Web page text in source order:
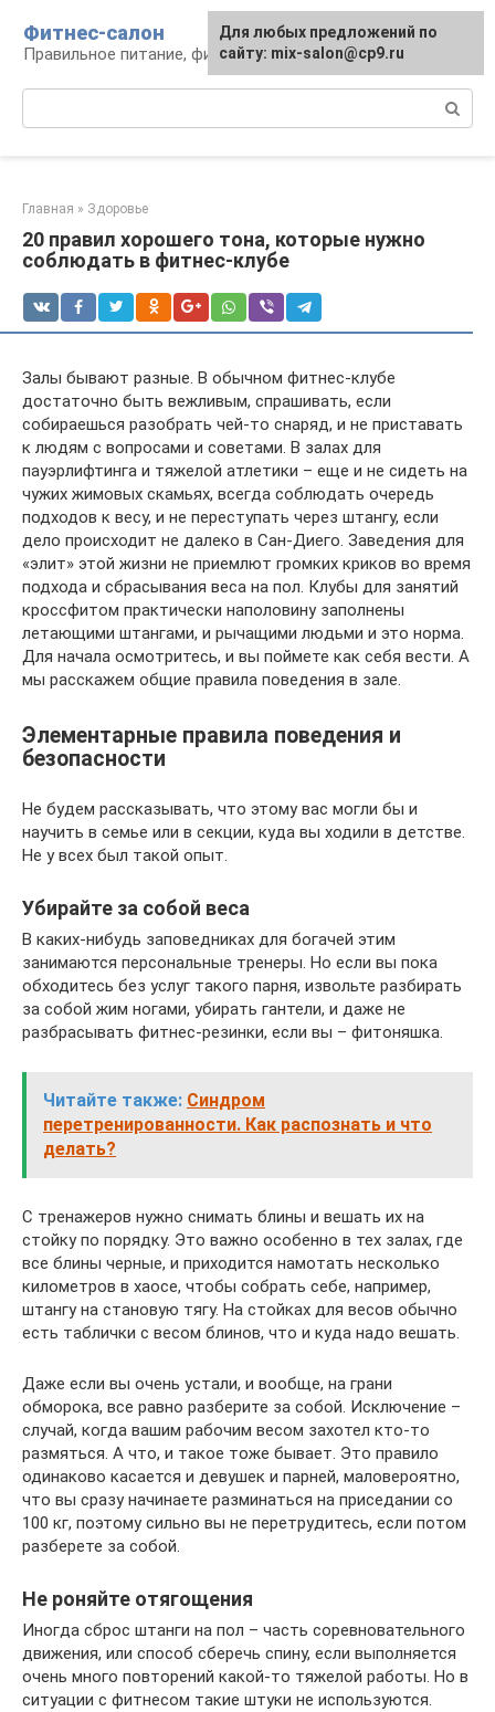
контенту
Фитнес-салон
Правильное питание, фитнес, образ жизни
Главная » Здоровье
20 правил хорошего тона, которые нужно
соблюдать в фитнес-клубе
Залы бывают разные. В обычном фитнес-клубе
достаточно быть вежливым, спрашивать, если
собираешься разобрать чей-то снаряд, и не приставать
к людям с вопросами и советами. В залах для
пауэрлифтинга и тяжелой атлетики – еще и не сидеть на
чужих жимовых скамьях, всегда соблюдать очередь
подходов к весу, и не переступать через штангу, если
дело происходит не далеко в Сан-Диего. Заведения для
«элит» этой жизни не приемлют громких криков во время
подхода и сбрасывания веса на пол. Клубы для занятий
кроссфитом практически наполовину заполнены
летающими штангами, и рычащими людьми и это норма.
Для начала осмотритесь, и вы поймете как себя вести. А
мы расскажем общие правила поведения в зале.
Элементарные правила поведения и
безопасности
Не будем рассказывать, что этому вас могли бы и
научить в семье или в секции, куда вы ходили в детстве.
Не у всех был такой опыт.
Убирайте за собой веса
В каких-нибудь заповедниках для богачей этим
занимаются персональные тренеры. Но если вы пока
обходитесь без услуг такого парня, извольте разбирать
за собой жим ногами, убирать гантели, и даже не
разбрасывать фитнес-резинки, если вы – фитоняшка.
Читайте также: Синдром
перетренированности. Как распознать и что
делать?
С тренажеров нужно снимать блины и вешать их на
стойку по порядку. Это важно особенно в тех залах, где
все блины черные, и приходится намотать несколько
километров в хаосе, чтобы собрать себе, например,
штангу на становую тягу. На стойках для весов обычно
есть таблички с весом блинов, что и куда надо вешать.
Даже если вы очень устали, и вообще, на грани
обморока, все равно разберите за собой. Исключение –
случай, когда вашим рабочим весом захотел кто-то
размяться. А что, и такое тоже бывает. Это правило
одинаково касается и девушек и парней, маловероятно,
что вы сразу начинаете разминаться на приседании со
100 кг, поэтому сильно вы не перетрудитесь, если потом
разберете за собой.
Не роняйте отягощения
Иногда сброс штанги на пол – часть соревновательного
движения, или способ сберечь спину, если выполняется
очень много повторений какой-то тяжелой работы. Но в
ситуации с фитнесом такие штуки не используются.
Для любых предложений по
сайту: mix-salon@cp9.ru